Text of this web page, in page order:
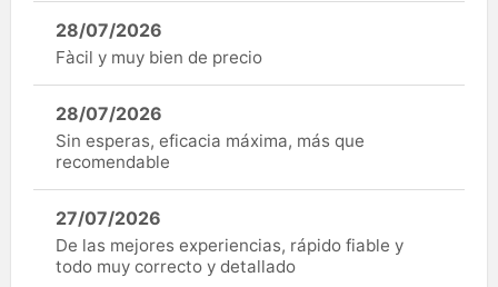
28/07/2026
Fàcil y muy bien de precio
28/07/2026
Sin esperas, eficacia máxima, más que
recomendable
27/07/2026
De las mejores experiencias, rápido fiable y
todo muy correcto y detallado